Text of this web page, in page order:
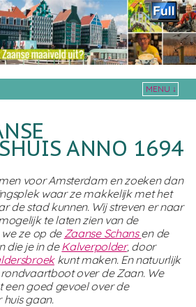
MENU ↓
ANNO 1694
voor Amsterdam en zoeken dan
waar ze makkelijk met het
de stad kunnen. Wij streven er naar
te laten zien van de
ze op de Zaanse Schansen de
die je in deKalverpolder, door
kunt maken. En natuurlijk
over de Zaan. We
een goed gevoel over de
gaan.